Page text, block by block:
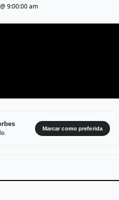
9:00:00 am
Marcar como preferida